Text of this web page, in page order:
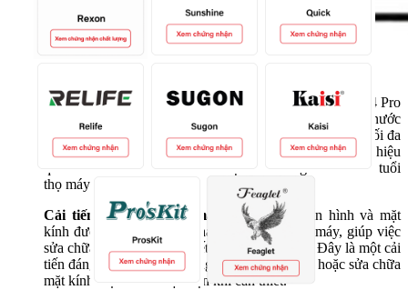
Khả năng chống nước và bụi bẩn:
Mặt kính iPhone 14 Pro
Max cùng với các thành phần khác đạt tiêu chuẩn chống nước
và bụi IP68, cho phép thiết bị chịu được nước ở độ sâu tối đa
6 mét trong vòng 30 phút. Thiết kế kín đáo ngăn chặn hiệu
quả nước và bụi, bảo vệ linh kiện bên trong và kéo dài tuổi
thọ máy.
Cải tiến trong thiết kế mặt kính: Cụm màn hình và mặt
kính được thiết kế có thể tháo rời khỏi khung máy, giúp việc
sửa chữa dễ dàng hơn và tiết kiệm chi phí hơn. Đây là một cải
tiến đáng chú ý, cho phép người dùng thay thế hoặc sửa chữa
mặt kính một cách thuận tiện khi cần thiết.